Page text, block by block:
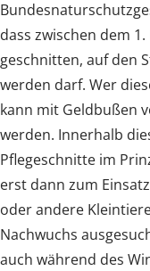
dass zwischen dem
geschnitten, auf den
werden darf. Wer
kann mit Geldbußen
werden. Innerhalb
Pflegeschnitte im
erst dann zum
oder andere
Nachwuchs
auch während des